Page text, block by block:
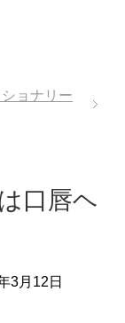
ョナリー
口唇ヘ
3月12日